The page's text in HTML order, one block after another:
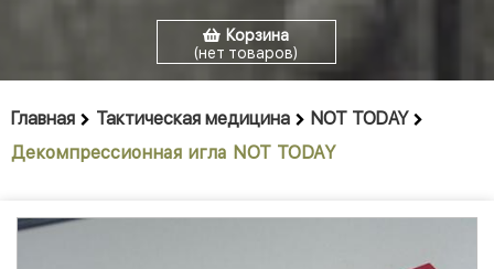
Корзина
(нет товаров)
Главная Тактическая медицина
NOT TODAY
Декомпрессионная игла NOT TODAY